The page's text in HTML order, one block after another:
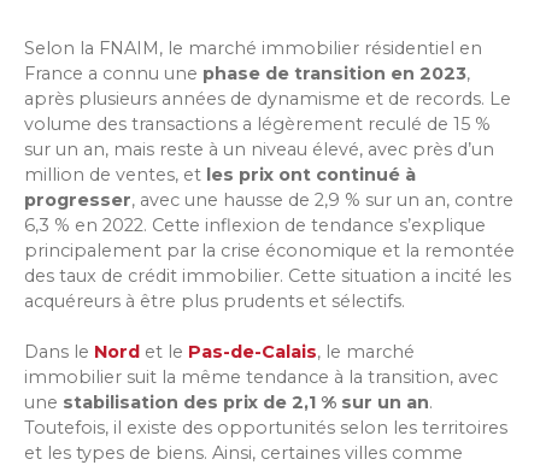
Selon la FNAIM, le marché immobilier résidentiel en
France a connu une phase de transition en 2023,
après plusieurs années de dynamisme et de records. Le
volume des transactions a légèrement reculé de 15 %
sur un an, mais reste à un niveau élevé, avec près d’un
million de ventes, et les prix ont continué à
progresser, avec une hausse de 2,9 % sur un an, contre
6,3 % en 2022. Cette inflexion de tendance s’explique
principalement par la crise économique et la remontée
des taux de crédit immobilier. Cette situation a incité les
acquéreurs à être plus prudents et sélectifs.
Dans le Nord et le Pas-de-Calais, le marché
immobilier suit la même tendance à la transition, avec
une stabilisation des prix de 2,1 % sur un an.
Toutefois, il existe des opportunités selon les territoires
et les types de biens. Ainsi, certaines villes comme